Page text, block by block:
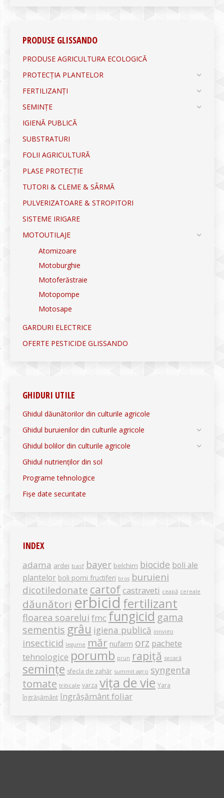
PRODUSE GLISSANDO
PRODUSE AGRICULTURA ECOLOGICĂ
PROTECȚIA PLANTELOR
FERTILIZANȚI
SEMINȚE
IGIENĂ PUBLICĂ
SUBSTRATURI
FOLII AGRICULTURĂ
PLASE PROTECȚIE
TUTORI & CLEME & SÂRMĂ
PULVERIZATOARE & STROPITORI
SISTEME IRIGARE
MOTOUTILAJE
Atomizoare
Motoburghie
Motoferăstraie
Motopompe
Motosape
GARDURI ELECTRICE
OFERTE PESTICIDE GLISSANDO
GHIDURI UTILE
Ghidul dăunătorilor din culturile agricole
Ghidul buruienilor din culturile agricole
Ghidul bolilor din culturile agricole
Ghidul nutrienților din sol
Programe tehnologice
Fișe date securitate
INDEX
adama ardei basf bayer belchim biocide boli ale
plantelor boli pomi fructiferi bros buruieni
dicotiledonate cartof castraveti ceapă cereale
dăunători erbicidfertilizant
floarea soarelui fmc fungicid gama
sementis grâu igiena publică innvigo
insecticid legume măr nufarm orz pachete
tehnologice porumb prun rapiță secară
semințe sfecla de zahăr summit agro syngenta
tomate triticale varza vița de vie Yara
îngrășământ îngrășământ foliar